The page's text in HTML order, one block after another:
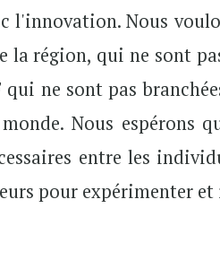
l'innovation. Nous
la région, qui ne sont
ne sont pas
Nous espérons
entre les
pour expérimenter et